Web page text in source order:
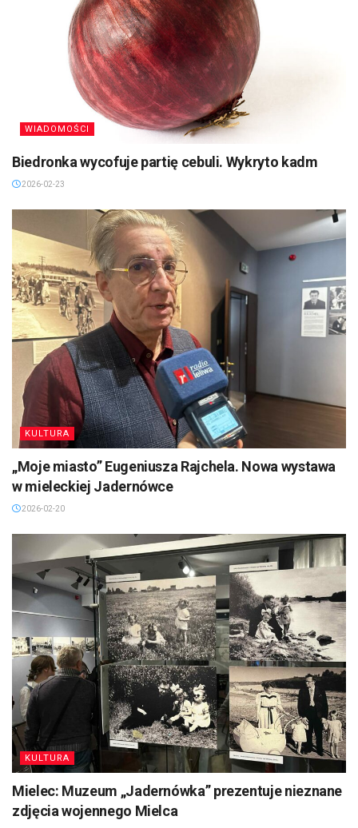
WIADOMOŚCI
Biedronka wycofuje partię cebuli. Wykryto kadm
2026-02-23
KULTURA
„Moje miasto” Eugeniusza Rajchela. Nowa wystawa
w mieleckiej Jadernówce
2026-02-20
KULTURA
Mielec: Muzeum „Jadernówka” prezentuje nieznane
zdjęcia wojennego Mielca